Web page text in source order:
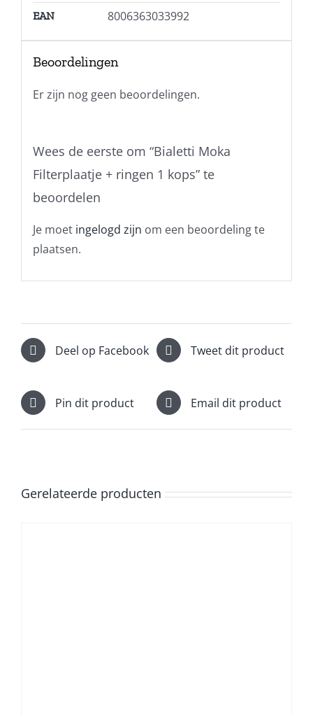
EAN 8006363033992
Beoordelingen
Er zijn nog geen beoordelingen.
Wees de eerste om “Bialetti Moka
Filterplaatje + ringen 1 kops” te
beoordelen
Je moet ingelogd zijn om een beoordeling te
plaatsen.
Deel op Facebook Tweet dit product
Pin dit product Email dit product
Gerelateerde producten